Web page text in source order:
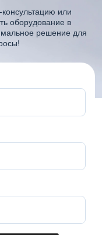
или
оборудование в
решение для